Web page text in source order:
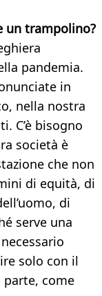
un trampolino?
pandemia.
in
nella nostra
C’è bisogno
società è
che non
di equità, di
di
serve una
solo con il
come